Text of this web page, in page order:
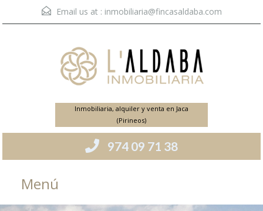
Email us at : inmobiliaria@fincasaldaba.com
Inmobiliaria, alquiler y venta en Jaca
(Pirineos)
974 09 71 38
Menú